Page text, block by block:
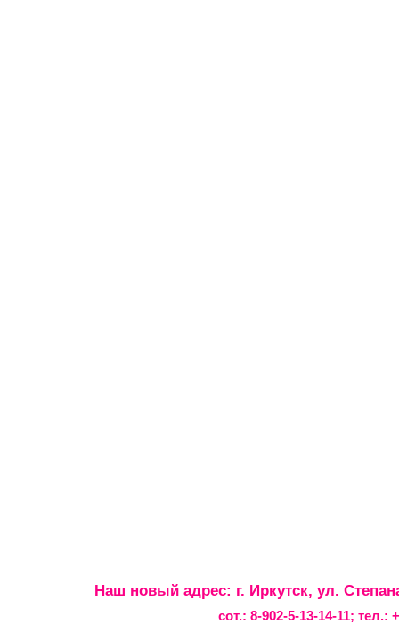
Наш новый адрес: г. Иркутск, ул.
сот.: 8-902-5-13-14-11; тел.: